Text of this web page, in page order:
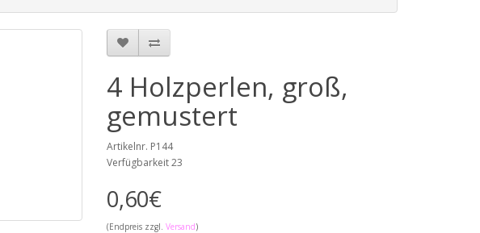
4 Holzperlen, groß,
gemustert
Artikelnr. P144
Verfügbarkeit 23
0,60€
(Endpreis zzgl. Versand)